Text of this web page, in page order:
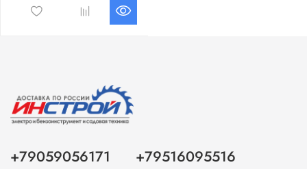
+79059056171 +79516095516